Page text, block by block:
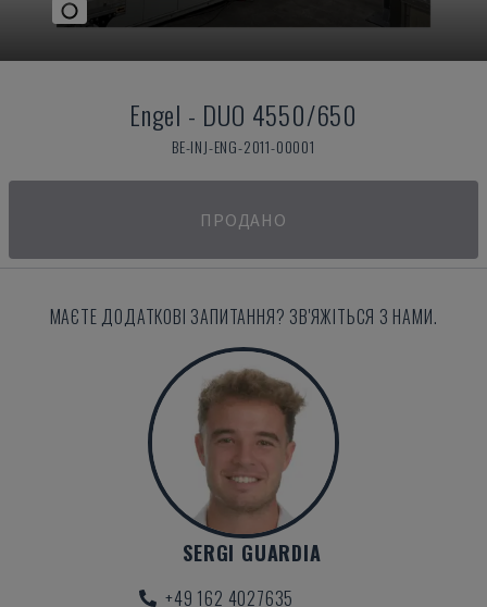
Engel - DUO 4550/650
BE-INJ-ENG-2011-00001
ПРОДАНО
МАЄТЕ ДОДАТКОВІ ЗАПИТАННЯ? ЗВ'ЯЖІТЬСЯ З НАМИ.
SERGI GUARDIA
+49 162 4027635